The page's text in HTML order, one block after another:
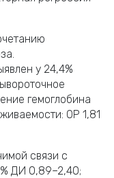
у 24,4%
гемоглобина
ОР 1,81
связи с
ДИ 0,89–2,40;